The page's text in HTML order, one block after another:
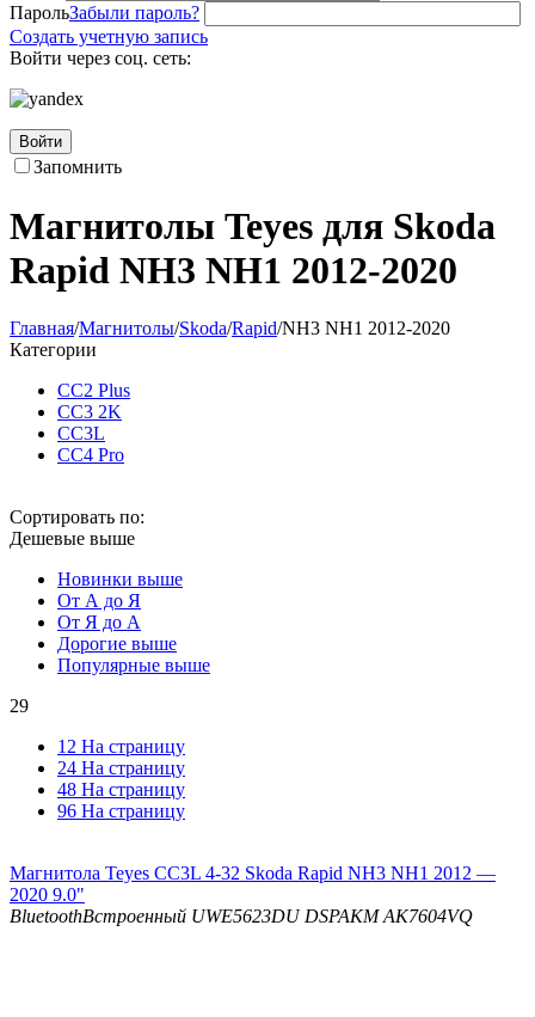
ПарольЗабыли пароль?
Создать учетную запись
Войти через соц. сеть:
Войти
Запомнить
Магнитолы Teyes для Skoda
Rapid NH3 NH1 2012-2020
Главная/Магнитолы/Skoda/Rapid/NH3 NH1 2012-2020
Категории
CC2 Plus
CC3 2K
CC3L
CC4 Pro
Сортировать по:
Дешевые выше
Новинки выше
От А до Я
От Я до А
Дорогие выше
Популярные выше
29
12 На страницу
24 На страницу
48 На страницу
96 На страницу
Магнитола Teyes CC3L 4-32 Skoda Rapid NH3 NH1 2012 —
2020 9.0"
BluetoothВстроенный UWE5623DU DSPAKM AK7604VQ